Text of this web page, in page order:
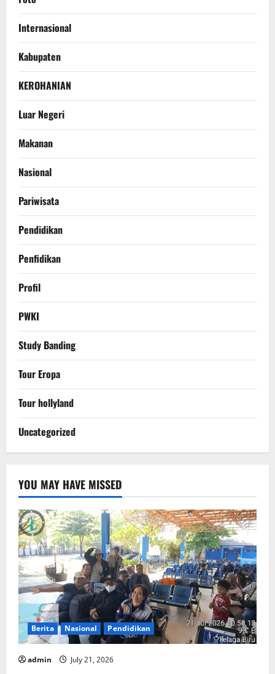
Internasional
Kabupaten
KEROHANIAN
Luar Negeri
Makanan
Nasional
Pariwisata
Pendidikan
Penfidikan
Profil
PWKI
Study Banding
Tour Eropa
Tour hollyland
Uncategorized
YOU MAY HAVE MISSED
Berita Nasional Pendidikan
admin July 21, 2026